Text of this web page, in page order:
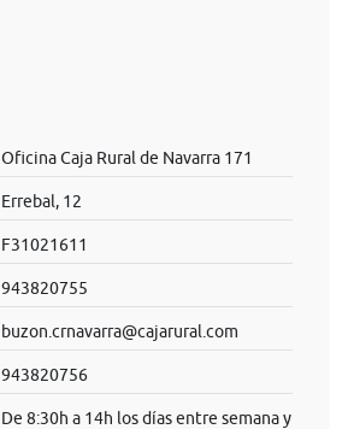
Oficina Caja Rural de Navarra 171
Errebal, 12
F31021611
943820755
buzon.crnavarra@cajarural.com
943820756
De 8:30h a 14h los días entre semana y